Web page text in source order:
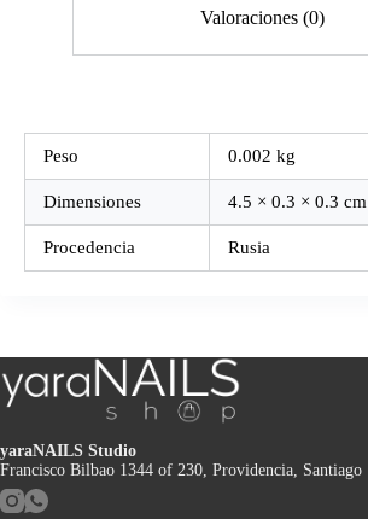
Valoraciones (0)
Peso 0.002 kg
Dimensiones 4.5 × 0.3 × 0.3 cm
Procedencia Rusia
yaraNAILS Studio
Francisco Bilbao 1344 of 230, Providencia, Santiago